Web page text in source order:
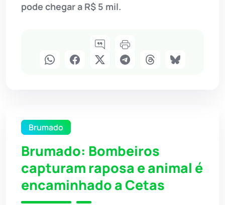
pode chegar a R$ 5 mil.
Brumado
Brumado: Bombeiros
capturam raposa e animal é
encaminhado a Cetas